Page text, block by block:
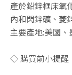
產於鉛鋅框床氧
內和閃鋅礦、菱
主要產地:美國、
◇ 購買前小提醒